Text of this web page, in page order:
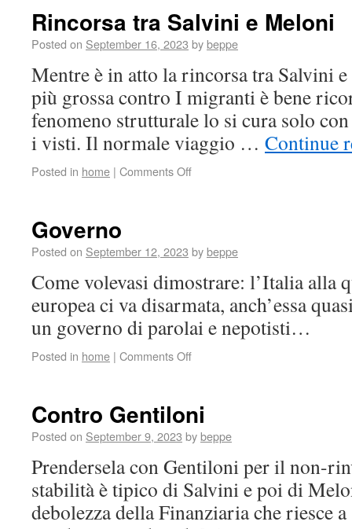
Rincorsa tra Salvini e Meloni
Posted on September 16, 2023 bybeppe
Mentre è in atto la rincorsa tra Salvini
più grossa contro I migranti è bene
fenomeno strutturale lo si cura solo
i visti. Il normale viaggio … Continue
Posted in home | Comments Off
Governo
Posted on September 12, 2023 bybeppe
Come volevasi dimostrare: l’Italia alla
europea ci va disarmata, anch’essa
un governo di parolai e nepotisti…
Posted in home | Comments Off
Contro Gentiloni
Posted on September 9, 2023 bybeppe
Prendersela con Gentiloni per il non-
stabilità è tipico di Salvini e poi di
debolezza della Finanziaria che riesce